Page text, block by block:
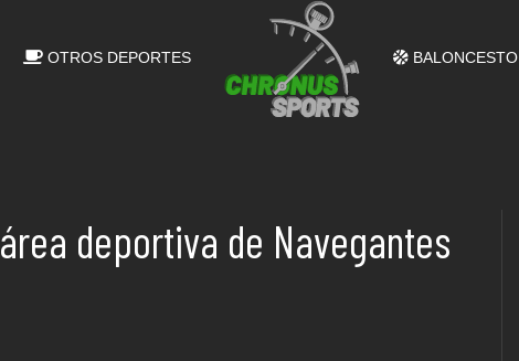
OTROS DEPORTES BALONCESTO
deportiva de Navegantes